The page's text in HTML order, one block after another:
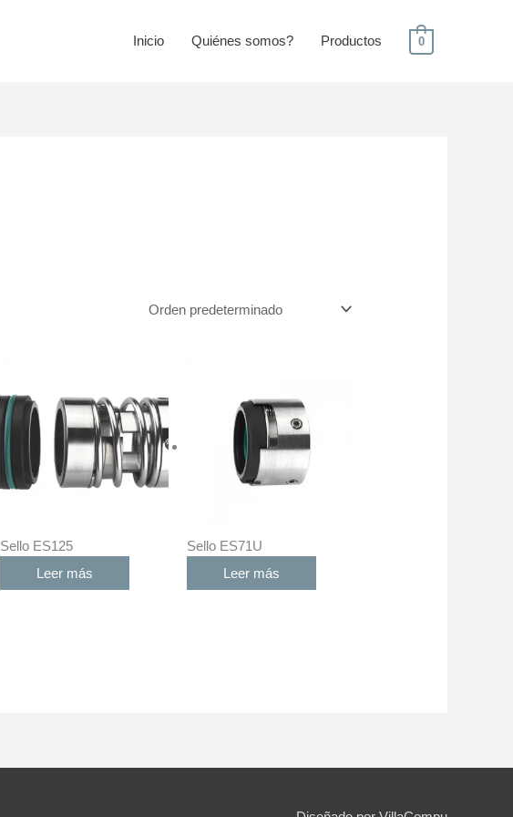
Inicio Quiénes somos? Productos 0
Sello ES125
Leer más
Sello ES71U
Leer más